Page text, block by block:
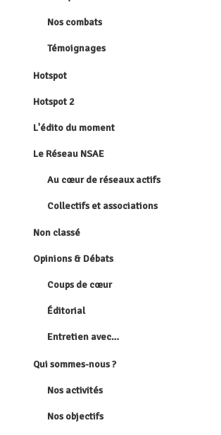
Nos combats
Témoignages
Hotspot
Hotspot 2
L'édito du moment
Le Réseau NSAE
Au cœur de réseaux actifs
Collectifs et associations
Non classé
Opinions & Débats
Coups de cœur
Éditorial
Entretien avec…
Qui sommes-nous ?
Nos activités
Nos objectifs